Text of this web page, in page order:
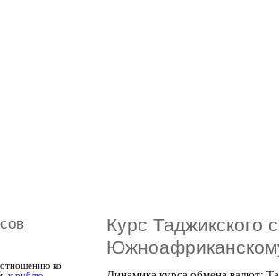
ко
Курс Таджикского